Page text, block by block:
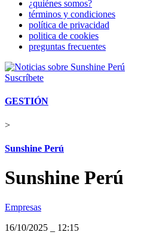
¿quiénes somos?
términos y condiciones
política de privacidad
politica de cookies
preguntas frecuentes
Suscríbete
GESTIÓN
>
Sunshine Perú
Sunshine Perú
Empresas
16/10/2025
12:15